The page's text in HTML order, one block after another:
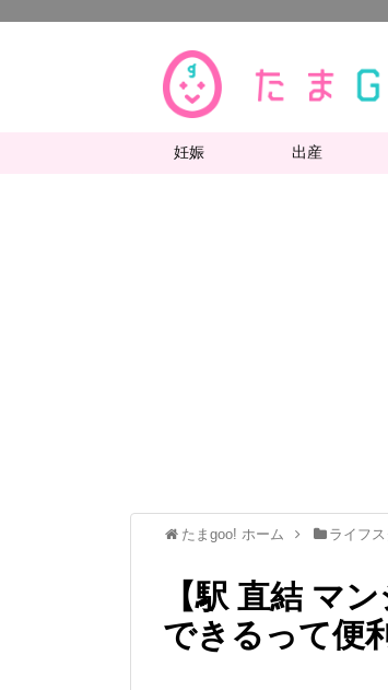
妊娠 出産
たまgoo! ホーム ライフ
【駅 直結 マ
できるって便